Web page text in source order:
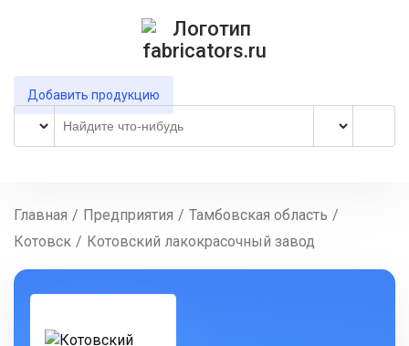
Добавить продукцию
Главная / Предприятия / Тамбовская область /
Котовск / Котовский лакокрасочный завод